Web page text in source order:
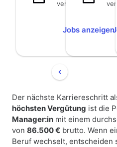
verfügbar
Jobs anzeigen
Der nächste Karriereschritt
höchsten Vergütung ist die
Manager:in mit einem
von 86.500 € brutto. Wenn
Beruf wechselt, entscheiden